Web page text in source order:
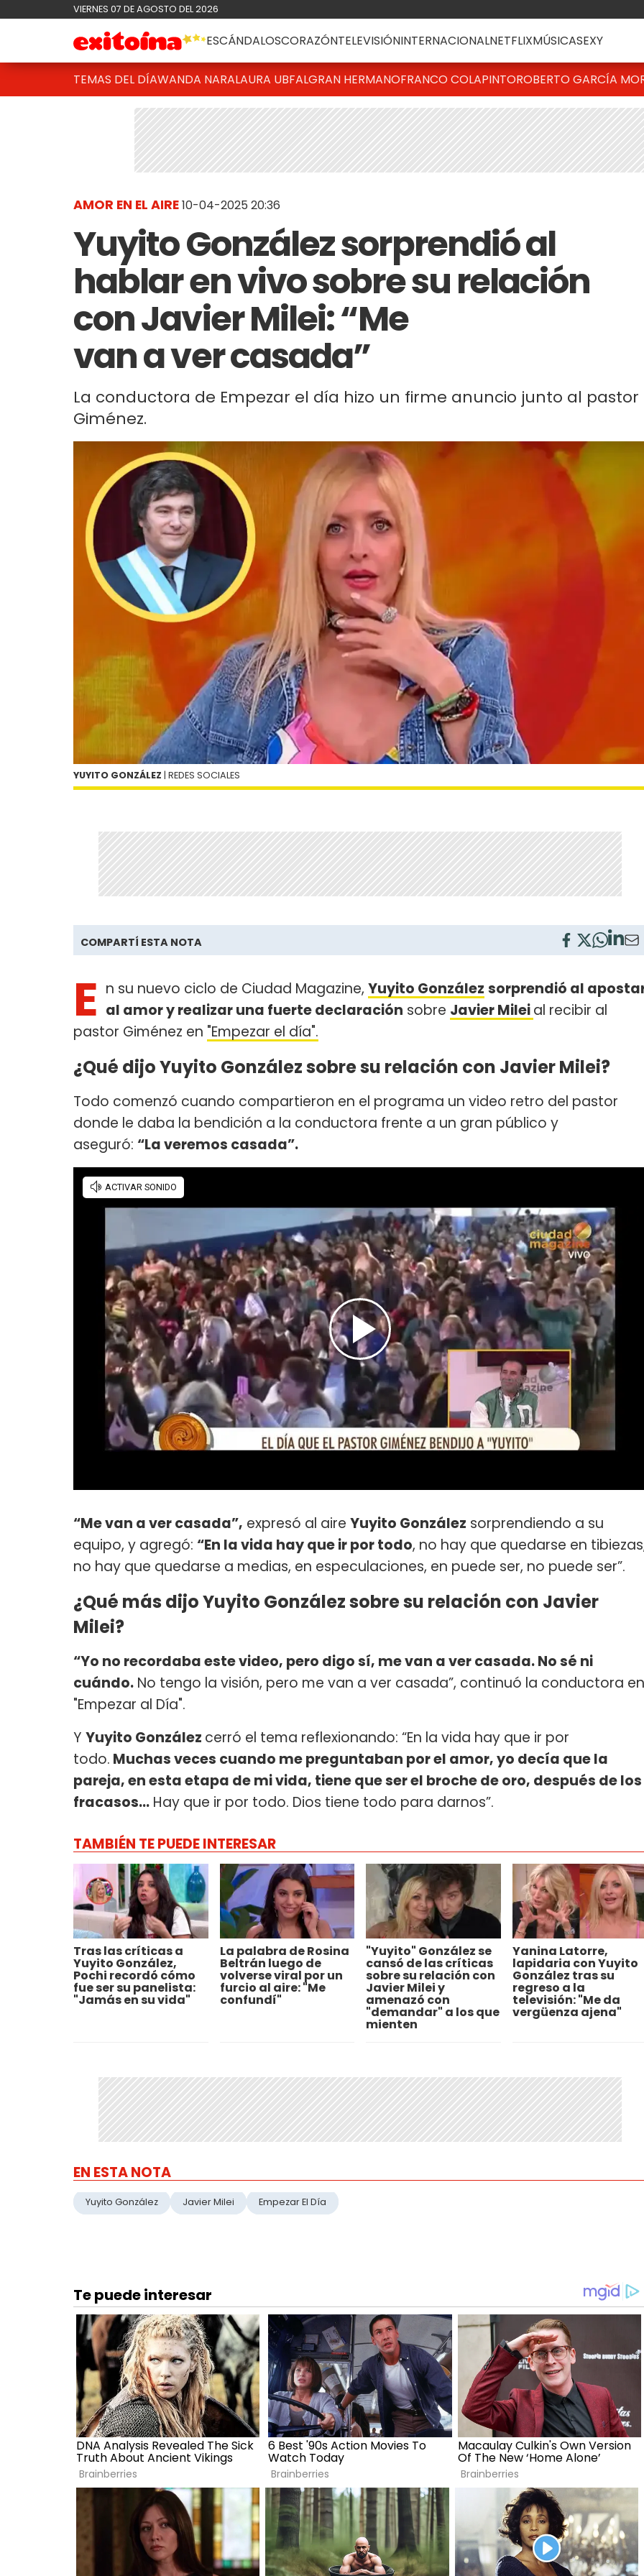
VIERNES 07 DE AGOSTO DEL 2026
ESCÁNDALOSCORAZÓNTELEVISIÓNINTERNACIONALNETFLIXMÚSICASEXY
TEMAS DEL DÍAWANDA NARALAURA UBFALGRAN HERMANOFRANCO COLAPINTOROBERTO GARCÍA
AMOR EN EL AIRE10-04-2025 20:36
Yuyito González sorprendió al
hablar en vivo sobre su relación
con Javier Milei: “Me
van a ver casada”
La conductora de Empezar el día hizo un firme anuncio junto al pastor
Giménez.
YUYITO GONZÁLEZ | REDES SOCIALES
COMPARTÍ ESTA NOTA
E n su nuevo ciclo de Ciudad Magazine, Yuyito González sorprendió al
al amor y realizar una fuerte declaración sobre Javier Mileial recibir al
pastor Giménez en "Empezar el día".
¿Qué dijo Yuyito González sobre su relación con Javier Milei?
Todo comenzó cuando compartieron en el programa un video retro del pastor
donde le daba la bendición a la conductora frente a un gran público y
aseguró: “La veremos casada”.
“Me van a ver casada”, expresó al aire Yuyito González sorprendiendo a su
equipo, y agregó: “En la vida hay que ir por todo, no hay que quedarse en
no hay que quedarse a medias, en especulaciones, en puede ser, no puede ser”.
¿Qué más dijo Yuyito González sobre su relación con Javier
Milei?
“Yo no recordaba este video, pero digo sí, me van a ver casada. No sé ni
cuándo. No tengo la visión, pero me van a ver casada”, continuó la conductora en
"Empezar al Día".
Y Yuyito González cerró el tema reflexionando: “En la vida hay que ir por
todo. Muchas veces cuando me preguntaban por el amor, yo decía que la
pareja, en esta etapa de mi vida, tiene que ser el broche de oro, después de los
fracasos… Hay que ir por todo. Dios tiene todo para darnos”.
TAMBIÉN TE PUEDE INTERESAR
Tras las críticas a
Yuyito González,
Pochi recordó cómo
fue ser su panelista:
"Jamás en su vida"
La palabra de Rosina
Beltrán luego de
volverse viral por un
furcio al aire: "Me
confundí"
"Yuyito" González se
cansó de las críticas
sobre su relación con
Javier Milei y
amenazó con
"demandar" a los que
mienten
Yanina Latorre,
lapidaria con Yuyito
González tras su
regreso a la
televisión: "Me da
vergüenza ajena"
EN ESTA NOTA
Yuyito González Javier Milei Empezar El Día